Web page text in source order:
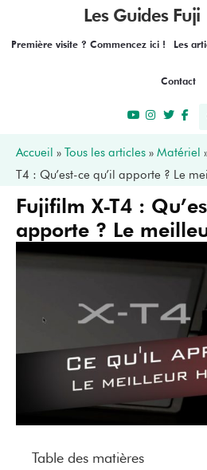
Les Guides Fuji
Première visite ? Commencez ici ! Les
Contact
Accueil » Tous les articles » Matériel
T4 : Qu’est-ce qu’il apporte ? Le
Fujifilm X-T4 :
apporte ? Le
Table des matières